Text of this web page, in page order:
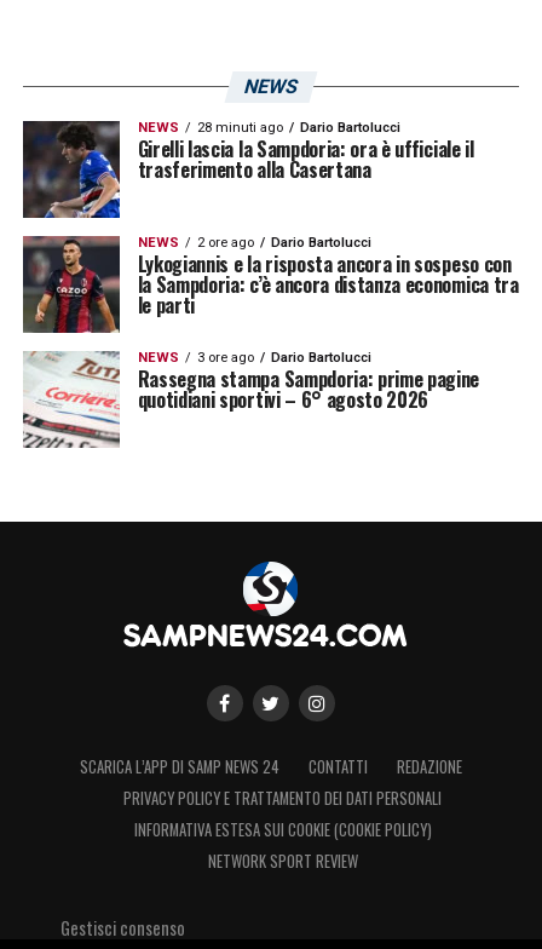
due settimane.
LA PLAYLIST DELLE NOSTRE TOP NEWS
NEWS
NEWS 28 minuti ago Dario Bartolucci
Girelli lascia la Sampdoria: ora è ufficiale il
trasferimento alla Casertana
NEWS 2 ore ago Dario Bartolucci
Lykogiannis e la risposta ancora in sospeso con
la Sampdoria: c’è ancora distanza economica tra
le parti
NEWS 3 ore ago Dario Bartolucci
Rassegna stampa Sampdoria: prime pagine
quotidiani sportivi – 6° agosto 2026
SCARICA L’APP DI SAMP NEWS 24 CONTATTI
REDAZIONE
PRIVACY POLICY E TRATTAMENTO DEI DATI PERSONALI
INFORMATIVA ESTESA SUI COOKIE (COOKIE POLICY)
NETWORK SPORT REVIEW
Gestisci consenso